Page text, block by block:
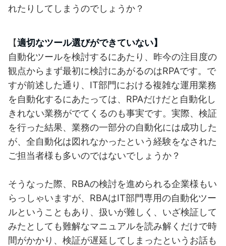
れたりしてしまうのでしょうか？
【適切なツール選びができていない】
自動化ツールを検討するにあたり、昨今の注目度の
観点からまず最初に検討にあがるのはRPAです。で
すが前述した通り、IT部門における複雑な運用業務
を自動化するにあたっては、RPAだけだと自動化し
きれない業務がでてくるのも事実です。実際、検証
を行った結果、業務の一部分の自動化には成功した
が、全自動化は図れなかったという経験をなされた
ご担当者様も多いのではないでしょうか？
そうなった際、RBAの検討を進められる企業様もい
らっしゃいますが、RBAはIT部門専用の自動化ツー
ルということもあり、扱いが難しく、いざ検証して
みたとしても難解なマニュアルを読み解くだけで時
間がかかり、検証が遅延してしまったというお話も